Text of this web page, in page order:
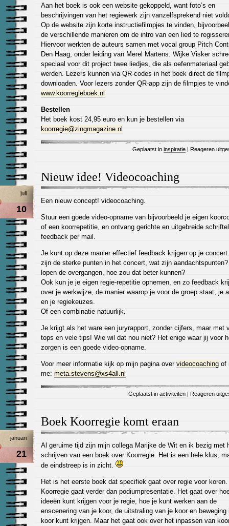
Aan het boek is ook een website gekoppeld, want foto’s en
beschrijvingen van het regiewerk zijn vanzelfsprekend niet
Op de website zijn korte instructiefilmpjes te vinden,
de verschillende manieren om de intro van een lied te
Hiervoor werkten de auteurs samen met vocal group Pitch
Den Haag, onder leiding van Merel Martens. Wijke Visker
speciaal voor dit project twee liedjes, die als oefenmateriaal
werden. Lezers kunnen via QR-codes in het boek direct de
downloaden. Voor lezers zonder QR-app zijn de filmpjes te
www.koorregieboek.nl
Bestellen
Het boek kost 24,95 euro en kun je bestellen via
koorregie@zingmagazine.nl
Geplaatst in inspiratie | Reageren
Nieuw idee! Videocoaching
juli
10
Een nieuw concept! videocoaching.
Stuur een goede video-opname van bijvoorbeeld je eigen
of een koorrepetitie, en ontvang gerichte en uitgebreide
feedback per mail.
Je kunt op deze manier effectief feedback krijgen op je
zijn de sterke punten in het concert, wat zijn
lopen de overgangen, hoe zou dat beter kunnen?
Ook kun je je eigen regie-repetitie opnemen, en zo feedback
over je werkwijze, de manier waarop je voor de groep staat, je
en je regiekeuzes.
Of een combinatie natuurlijk.
Je krijgt als het ware een juryrapport, zonder cijfers, maar met
tops en vele tips! Wie wil dat nou niet? Het enige waar jij voor
zorgen is een goede video-opname.
Voor meer informatie kijk op mijn pagina over videocoaching of
me: meta.stevens@xs4all.nl
Geplaatst in activiteiten | Reageren
Boek Koorregie komt eraan
januari
21
Al geruime tijd zijn mijn collega Marijke de Wit en ik bezig met
schrijven van een boek over Koorregie. Het is een hele klus,
de eindstreep is in zicht.
Het is het eerste boek dat specifiek gaat over regie voor koren.
Koorregie gaat verder dan podiumpresentatie. Het gaat over
ideeën kunt krijgen voor je regie, hoe je kunt werken aan de
enscenering van je koor, de uitstraling van je koor en beweging
koor kunt krijgen. Maar het gaat ook over het inpassen van